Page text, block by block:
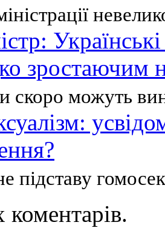
зростаючим
скоро можуть
підставу
коментарів.